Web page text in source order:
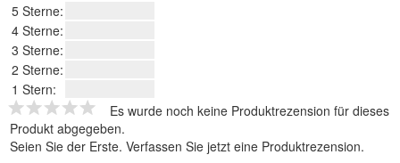
5 Sterne:
4 Sterne:
3 Sterne:
2 Sterne:
1 Stern:
Es wurde noch keine Produktrezension für dieses
Produkt abgegeben.
Seien Sie der Erste. Verfassen Sie jetzt eine Produktrezension.